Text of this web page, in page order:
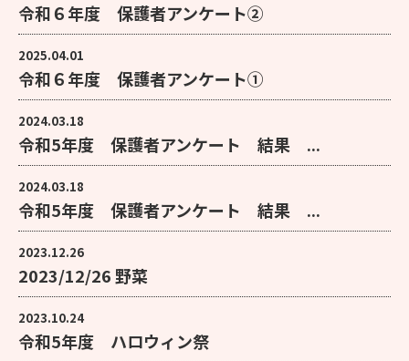
令和６年度 保護者アンケート②
2025.04.01
令和６年度 保護者アンケート①
2024.03.18
令和5年度 保護者アンケート 結果 ...
2024.03.18
令和5年度 保護者アンケート 結果 ...
2023.12.26
2023/12/26 野菜
2023.10.24
令和5年度 ハロウィン祭